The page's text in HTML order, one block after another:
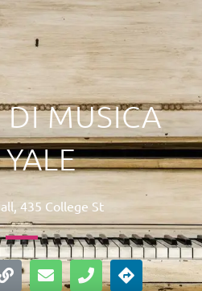
DI MUSICA
435 College St